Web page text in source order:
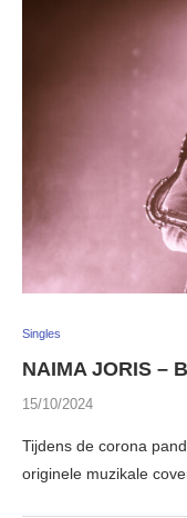
Singles
NAIMA JORIS –
15/10/2024
Tijdens de corona
originele muzikale